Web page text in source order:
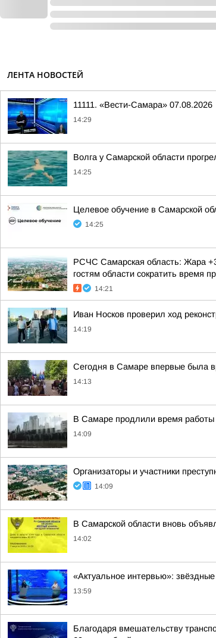
ЛЕНТА НОВОСТЕЙ
11111. «Вести-Самара» 07.08.2026
14:29
Волга у Самарской области
14:25
Целевое обучение в Самарской
14:25
РСЧС Самарская область: Жара
гостям области сократить время
14:21
Иван Носков проверил ход
14:19
Сегодня в Самаре впервые была
14:13
В Самаре продлили время
14:09
Организаторы и участники
14:09
В Самарской области вновь
14:02
«Актуальное интервью»:
13:59
Благодаря вмешательству